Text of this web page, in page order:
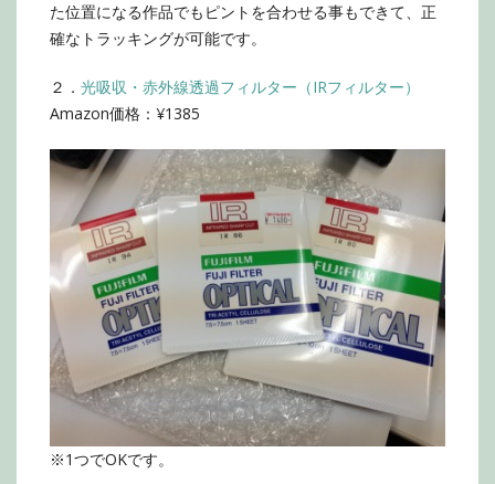
た位置になる作品でもピントを合わせる事もできて、正
確なトラッキングが可能です。
２． 光吸収・赤外線透過フィルター（IRフィルター）
Amazon価格：¥1385
※1つでOKです。